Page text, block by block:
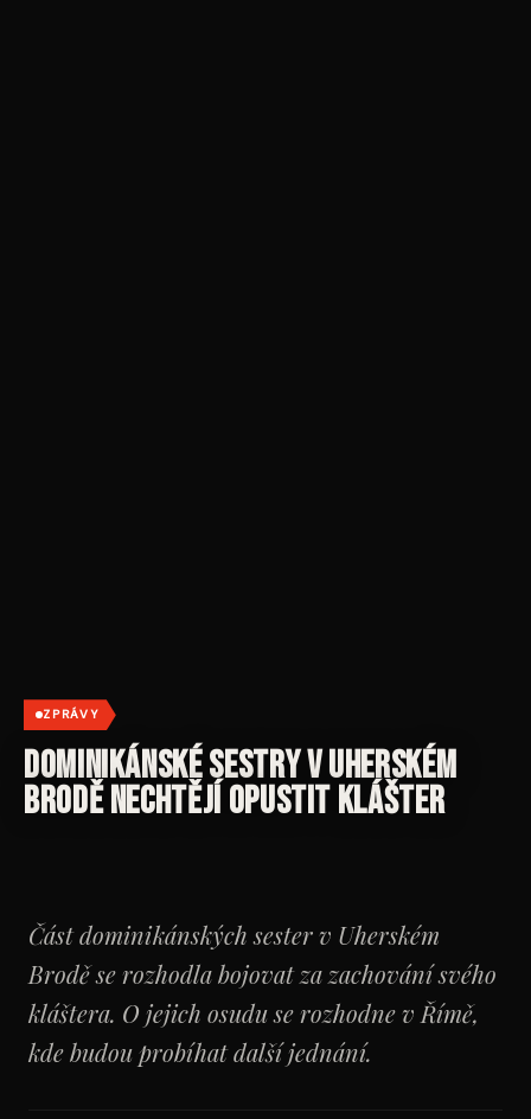
ZPRÁVY
Dominikánské sestry v Uherském
Brodě nechtějí opustit klášter
Část dominikánských sester v Uherském
Brodě se rozhodla bojovat za zachování svého
kláštera. O jejich osudu se rozhodne v Římě,
kde budou probíhat další jednání.